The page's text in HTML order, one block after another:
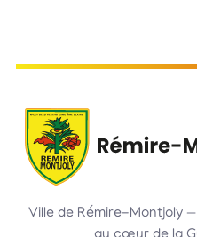
Ville de Rémire-Montjoly